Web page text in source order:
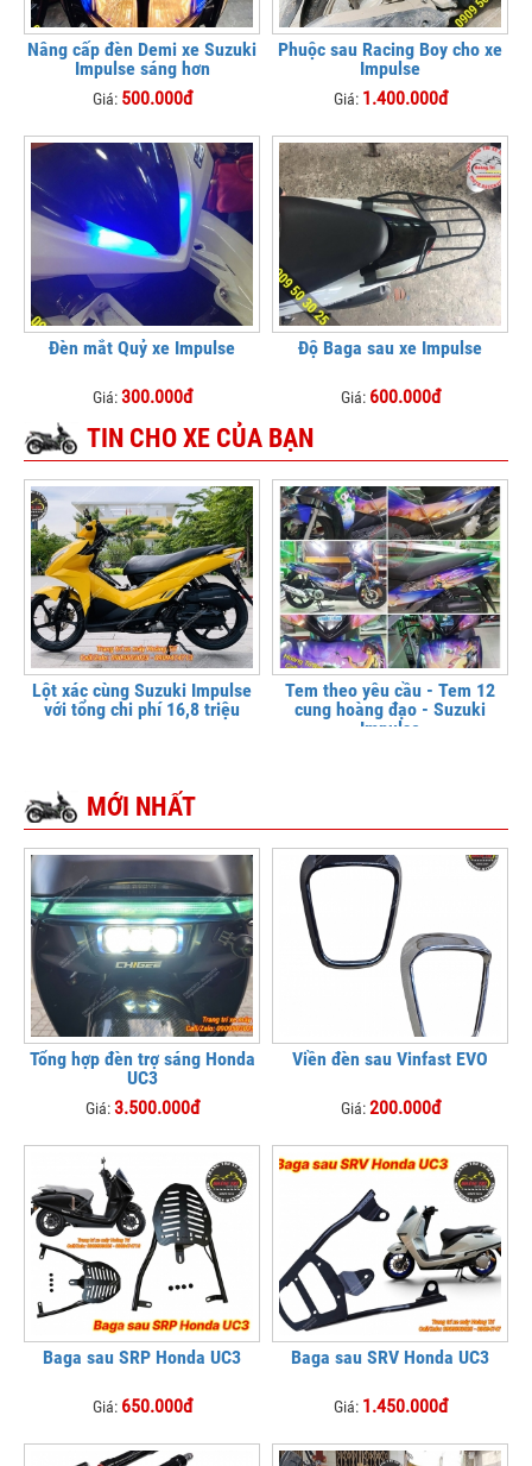
Nâng cấp đèn Demi xe Suzuki
Impulse sáng hơn
Giá: 500.000đ
Phuộc sau Racing Boy cho xe
Impulse
Giá: 1.400.000đ
Đèn mắt Quỷ xe Impulse
Giá:300.000đ
Độ Baga sau xe Impulse
Giá: 600.000đ
TIN CHO XE CỦA BẠN
Lột xác cùng Suzuki Impulse
với tổng chi phí 16,8 triệu
Tem theo yêu cầu - Tem 12
cung hoàng đạo - Suzuki
Impulse
MỚI NHẤT
Tổng hợp đèn trợ sáng Honda
UC3
Giá:3.500.000đ
Viền đèn sau Vinfast EVO
Giá:200.000đ
Baga sau SRP Honda UC3
Giá: 650.000đ
Baga sau SRV Honda UC3
Giá: 1.450.000đ